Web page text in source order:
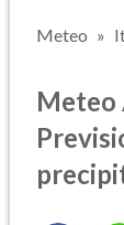
Meteo
Meteo